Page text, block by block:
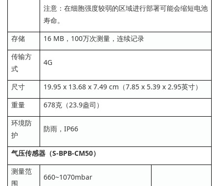
注意：在细胞强度较弱的区域进行部署可能会缩短电池
寿命。
存储
16 MB，100万次测量，连续记录
传输方
式
4G
尺寸
19.95 x 13.68 x 7.49 cm（7.85 x 5.39 x 2.95英寸）
重量
678克（23.9盎司）
环境防
护
防雨，IP66
气压传感器（S-BPB-CM50）
测量范
围
660~1070mbar